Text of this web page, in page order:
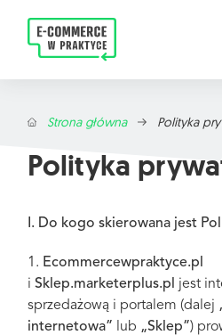
Magazyn E-
Strona główna Polityka
Polityka
I. Do kogo skierowana jest
1. Ecommercewpraktyce.pl
iSklep.marketerplus.pl
jest
sprzedażową i portalem (dalej
internetowa”
lub „Sklep”)